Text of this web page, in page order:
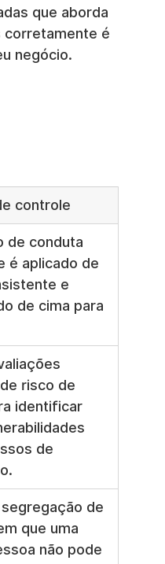
que aborda
corretamente é
negócio.
controle
de conduta
é aplicado de
e
de cima para
risco de
identificar
de
de
que uma
não pode